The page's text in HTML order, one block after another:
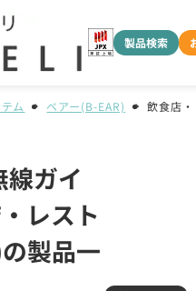
製品検索
ム ベアー(B-EAR) 飲食店
ガイ
レスト
製品一